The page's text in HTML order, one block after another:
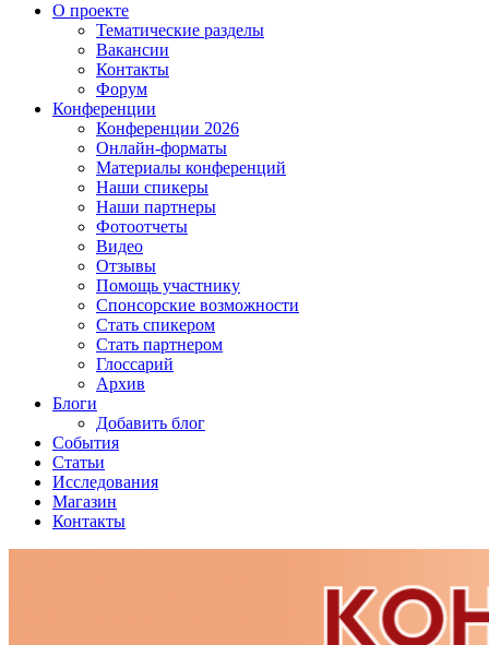
О проекте
Тематические разделы
Вакансии
Контакты
Форум
Конференции
Конференции 2026
Онлайн-форматы
Материалы конференций
Наши спикеры
Наши партнеры
Фотоотчеты
Видео
Отзывы
Помощь участнику
Спонсорские возможности
Стать спикером
Стать партнером
Глоссарий
Архив
Блоги
Добавить блог
События
Статьи
Исследования
Магазин
Контакты